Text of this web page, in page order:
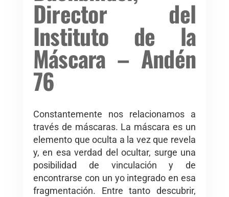
Director del
Instituto de la
Máscara – Andén
76
Constantemente nos relacionamos a
través de máscaras. La máscara es un
elemento que oculta a la vez que revela
y, en esa verdad del ocultar, surge una
posibilidad de vinculación y de
encontrarse con un yo integrado en esa
fragmentación. Entre tanto descubrir,